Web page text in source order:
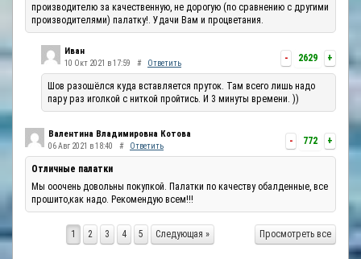
производителю за качественную, не дорогую (по сравнению с другими
производителями) палатку!. Удачи Вам и процветания.
- 2629 +
Иван
10 Окт 2021 в 17:59 # Ответить
Шов разошёлся куда вставляется пруток. Там всего лишь надо
пару раз иголкой с ниткой пройтись. И 3 минуты времени. ))
- 772 +
Валентина Владимировна Котова
06 Авг 2021 в 18:40 # Ответить
Отличные палатки
Мы ооочень довольны покупкой. Палатки по качеству обалденные, все
прошито,как надо. Рекомендую всем!!!
Просмотреть все
1 2 3 4 5 Следующая »